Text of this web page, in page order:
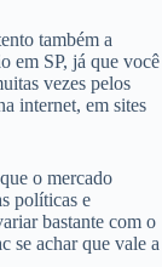
também a
em SP, já que você
vezes pelos
internet, em sites
o mercado
políticas e
bastante com o
se achar que vale a